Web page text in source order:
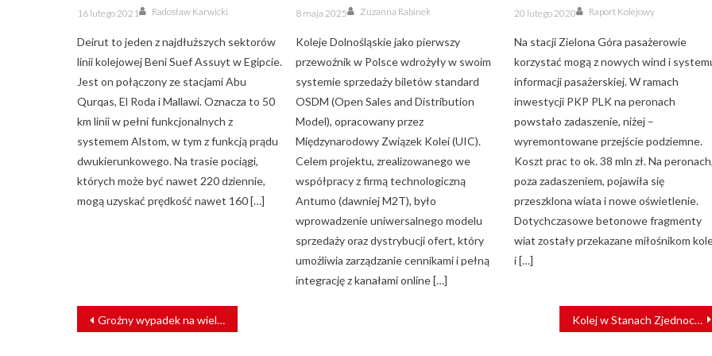
Posted
on
16 lutego 2021 Author
Radosław Karwicki
Deirut to jeden z najdłuższych sektorów
linii kolejowej Beni Suef Assuyt w Egipcie.
Jest on połączony ze stacjami Abu
Qurqas, El Roda i Mallawi. Oznacza to 50
km linii w pełni funkcjonalnych z
systemem Alstom, w tym z funkcją prądu
dwukierunkowego. Na trasie pociągi,
których może być nawet 220 dziennie,
mogą uzyskać prędkość nawet 160 […]
Posted
on
8 maja 2025 Author
Zuzanna Rabinek
Koleje Dolnośląskie jako pierwszy
przewoźnik w Polsce wdrożyły w swoim
systemie sprzedaży biletów standard
OSDM (Open Sales and Distribution
Model), opracowany przez
Międzynarodowy Związek Kolei (UIC).
Celem projektu, zrealizowanego we
współpracy z firmą technologiczną
Antumo (dawniej M2T), było
wprowadzenie uniwersalnego modelu
sprzedaży oraz dystrybucji ofert, który
umożliwia zarządzanie cennikami i pełną
integrację z kanałami online […]
Posted
on
20 lutego 2020 Author
Raport Kolejowy
Na stacji Zielona Góra pasażerowie
korzystać mogą z nowych wind i
informacji pasażerskiej. W ramach
inwestycji PKP PLK na peronach
powstało zadaszenie, niżej –
wyremontowane przejście podziemne.
Koszt prac to ok. 38 mln zł. Na peronach,
poza zadaszeniem, pojawiła się
przeszklona wiata i nowe oświetlenie.
Dotychczasowe betonowe fragmenty
wiat zostały przekazane miłośnikom
i […]
NAWIGACJA
WPISU
Groźny wypadek na wielkopolskich torach [FOTO] Kolej w Stanach Zjednoczonych dostanie duży zastrzyk gotówki?